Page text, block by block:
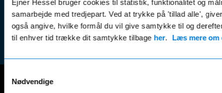
Ejner Hessel bruger cookies til statistik, funktionalitet og
samarbejde med tredjepart. Ved at trykke på 'tillad alle',
også angive, hvilke formål du vil give samtykke til og
til enhver tid trække dit samtykke tilbage her. Læs mere om
Nødvendige
Tilmeld dig
nyhedsbrevet